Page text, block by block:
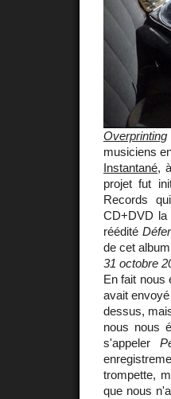
Overprinting
musiciens
Instantané,
projet fut
Records
CD+DVD la
réédité
de cet
31 octobre
En fait nous
avait
dessus,
nous nous
s'appeler
trompette,
que nous